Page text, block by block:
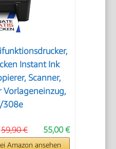
Instant Ink
Scanner,
Vorlageneinzug,
308e
55,00 €
59,90 €
Amazon ansehen